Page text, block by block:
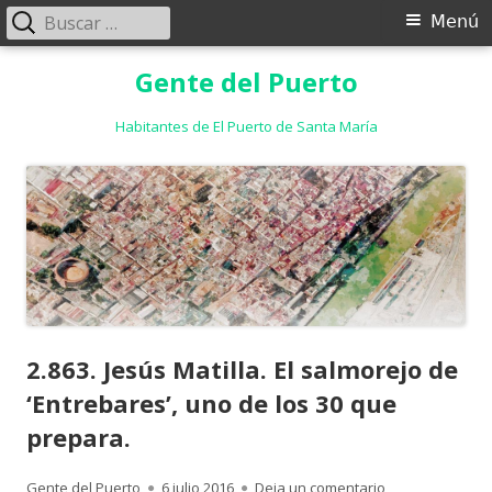
Gente del Puerto
Habitantes de El Puerto de Santa María
Menú
Menú
Buscar:
2.863. Jesús Matilla. El salmorejo de
‘Entrebares’, uno de los 30 que
prepara.
Autor
Gente del Puerto Publicado
6 julio 2016 Deja un comentario